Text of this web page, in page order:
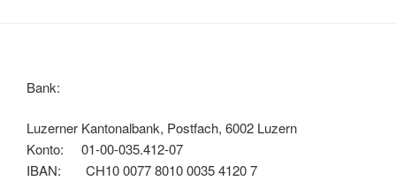
Bank:
Luzerner Kantonalbank, Postfach, 6002 Luzern
Konto: 01-00-035.412-07
IBAN: CH10 0077 8010 0035 4120 7